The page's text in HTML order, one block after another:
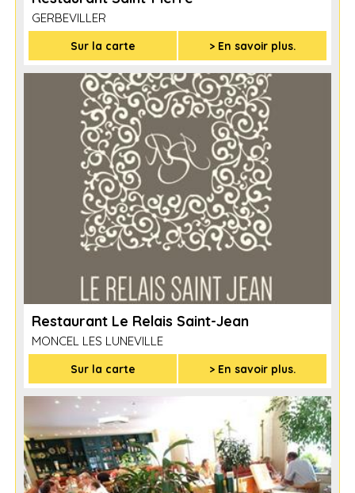
GERBEVILLER
Sur la carte > En savoir plus.
Restaurant Le Relais Saint-Jean
MONCEL LES LUNEVILLE
Sur la carte > En savoir plus.